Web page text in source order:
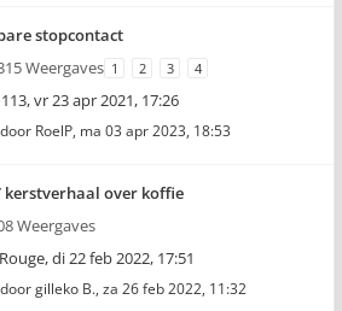
stopcontact
Weergaves 1 2 3 4
,vr 23 apr 2021, 17:26
RoelP, ma 03 apr 2023, 18:53
kerstverhaal over koffie
Weergaves
,di 22 feb 2022, 17:51
gilleko B., za 26 feb 2022, 11:32